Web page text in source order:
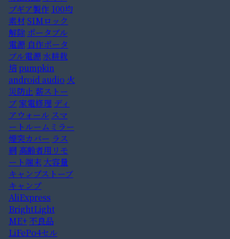
プギア製作 100均
素材SIMロック
解除 ポータブル
電源 自作ポータ
ブル電源水耕栽
培pumpkin
android audio 火
災防止 薪ストー
ブ家電修理 ディ
アウォール スマ
ートルームミラー
煙突カバー ラス
網 高齢者用リモ
ート端末大容量
キャンプストーブ
キャンプ
AliExpress
BrightLight
ME+不良品
LiFePo4セル